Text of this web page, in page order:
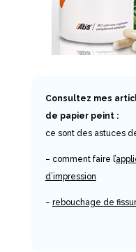
Consultez mes
de papier peint :
ce sont des astuces
– comment faire l’
d’impression
– rebouchage de